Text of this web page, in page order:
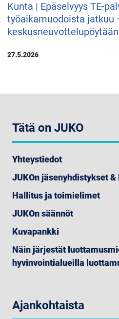
Kunta | Epäselvyys TE-
työaikamuodoista jatkuu
keskusneuvottelupöytään
27.5.2026
Tätä on JUKO
Yhteystiedot
JUKOn jäsenyhdistykset
Hallitus ja toimielimet
JUKOn säännöt
Kuvapankki
Näin järjestät
hyvinvointialueilla
Ajankohtaista